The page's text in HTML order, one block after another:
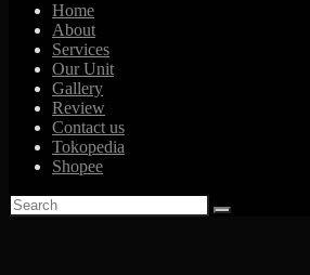
Home
About
Services
Our Unit
Gallery
Review
Contact us
Tokopedia
Shopee